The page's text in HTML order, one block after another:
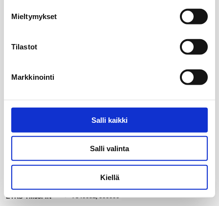
Mieltymykset
Tilastot
Markkinointi
Salli kaikki
Salli valinta
Kiellä
my_location
7340032, 500000